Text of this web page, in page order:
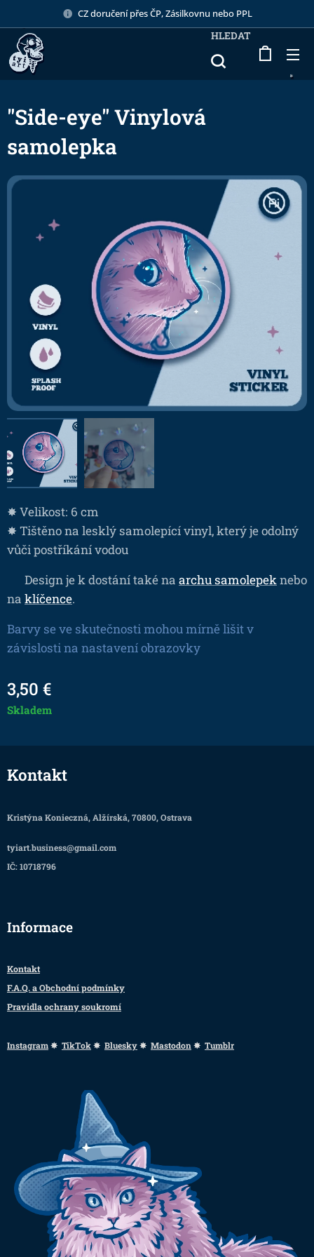
CZ doručení přes ČP, Zásilkovnu nebo PPL
HLEDAT
"Side-eye" Vinylová
samolepka
✸ Velikost: 6 cm
✸ Tištěno na lesklý samolepící vinyl, který je odolný
vůči postříkání vodou
❤ Design je k dostání také na archu samolepeknebo
na klíčence.
Barvy se ve skutečnosti mohou mírně lišit v
závislosti na nastavení obrazovky
3,50 €
Skladem
Kontakt
Kristýna Konieczná, Alžírská, 70800, Ostrava
tyiart.business@gmail.com
IČ: 10718796
Informace
Kontakt
F.A.Q. a Obchodní podmínky
Pravidla ochrany soukromí
Instagram✸ TikTok✸ Bluesky✸ Mastodon ✸ Tumblr